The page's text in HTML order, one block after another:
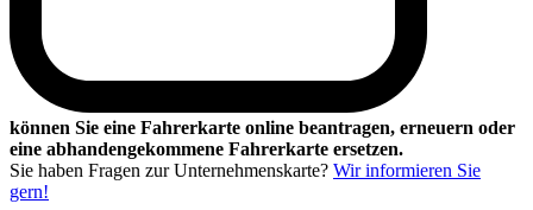
können Sie eine Fahrerkarte online beantragen, erneuern oder
eine abhandengekommene Fahrerkarte ersetzen.
Sie haben Fragen zur Unternehmenskarte? Wir informieren Sie
gern!